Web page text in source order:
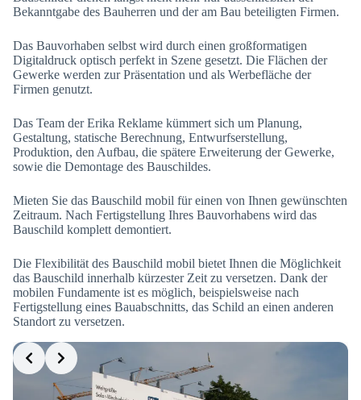
Bekanntgabe des Bauherren und der am Bau beteiligten Firmen.
Das Bauvorhaben selbst wird durch einen großformatigen
Digitaldruck optisch perfekt in Szene gesetzt. Die Flächen der
Gewerke werden zur Präsentation und als Werbefläche der
Firmen genutzt.
Das Team der Erika Reklame kümmert sich um Planung,
Gestaltung, statische Berechnung, Entwurfserstellung,
Produktion, den Aufbau, die spätere Erweiterung der Gewerke,
sowie die Demontage des Bauschildes.
Mieten Sie das Bauschild mobil für einen von Ihnen gewünschten
Zeitraum. Nach Fertigstellung Ihres Bauvorhabens wird das
Bauschild komplett demontiert.
Die Flexibilität des Bauschild mobil bietet Ihnen die Möglichkeit
das Bauschild innerhalb kürzester Zeit zu versetzen. Dank der
mobilen Fundamente ist es möglich, beispielsweise nach
Fertigstellung eines Bauabschnitts, das Schild an einen anderen
Standort zu versetzen.
Slide 2 of 7